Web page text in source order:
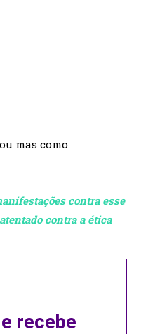
mas como
contra esse
contra a ética
recebe